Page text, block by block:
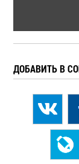
ДОБАВИТЬ В